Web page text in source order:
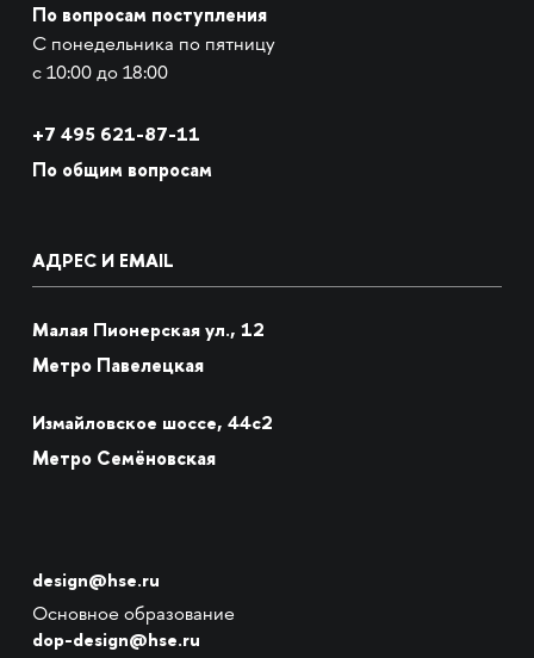
По вопросам поступления
С понедельника по пятницу
с 10:00 до 18:00
+7 495 621-87-11
По общим вопросам
АДРЕС И EMAIL
Малая Пионерская ул., 12
Метро Павелецкая
Измайловское шоссе, 44с2
Метро Семёновская
design@hse.ru
Основное образование
dop-design@hse.ru